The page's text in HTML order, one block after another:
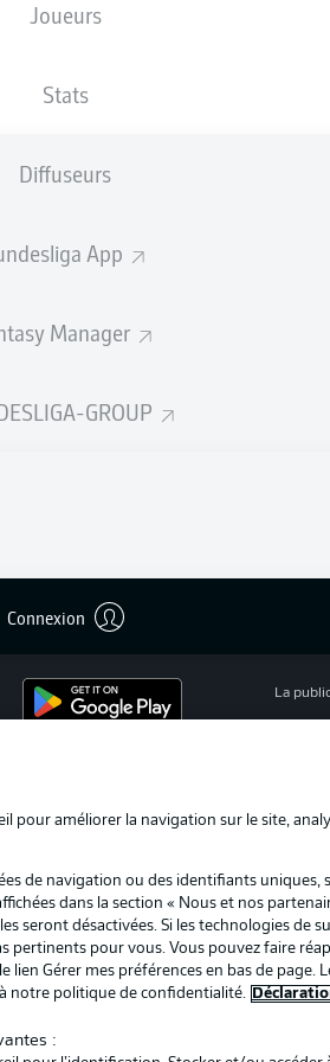
Joueurs
Stats
Diffuseurs
App
Manager
GROUP
Connexion
Publicité
La
pour améliorer la navigation sur le site,
de navigation ou des identifiants uniques,
dans la section « Nous et nos
seront désactivées. Si les technologies de
pertinents pour vous. Vous pouvez faire
Gérer mes préférences en bas de page.
notre politique de confidentialité.
: